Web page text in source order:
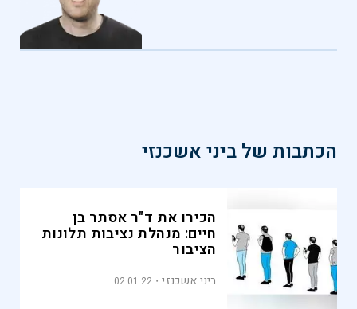
הכתבות של ביני אשכנזי
הכירו את ד"ר אסתר בן
חיים: מנהלת נציבות תלונות
הציבור
ביני אשכנזי 02.01.22